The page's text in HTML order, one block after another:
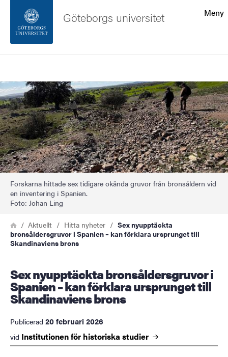
Sidfoten
Om webbplatsen
Meny
Göteborgs universitet
Bild
Forskarna hittade sex tidigare okända gruvor från bronsåldern vid
en inventering i Spanien.
Foto: Johan Ling
Länkstig
HemAktuellt Hitta nyheter
Sex nyupptäckta
bronsåldersgruvor i Spanien – kan förklara ursprunget till
Skandinaviens brons
Sex nyupptäckta bronsåldersgruvor i
Spanien – kan förklara ursprunget till
Skandinaviens brons
Publicerad 20 februari 2026
vid Institutionen för historiska studier